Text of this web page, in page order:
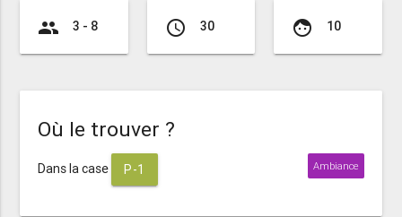
group 3 - 8 access_time 30 face 10
Où le trouver ?
Dans la case P-1 Ambiance